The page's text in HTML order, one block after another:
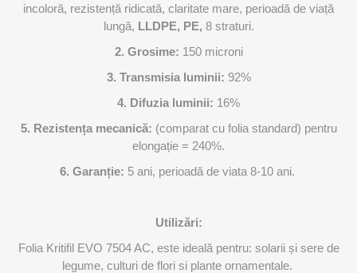
incoloră, rezistență ridicată, claritate mare, perioadă de viață
lungă, LLDPE, PE, 8 straturi.
2. Grosime: 150 microni
3. Transmisia luminii: 92%
4. Difuzia luminii: 16%
5. Rezistența mecanică: (comparat cu folia standard) pentru
elongație = 240%.
6. Garanție: 5 ani, perioadă de viata 8-10 ani.
Utilizări:
Folia Kritifil EVO 7504 AC, este ideală pentru: solarii și sere de
legume, culturi de flori si plante ornamentale.